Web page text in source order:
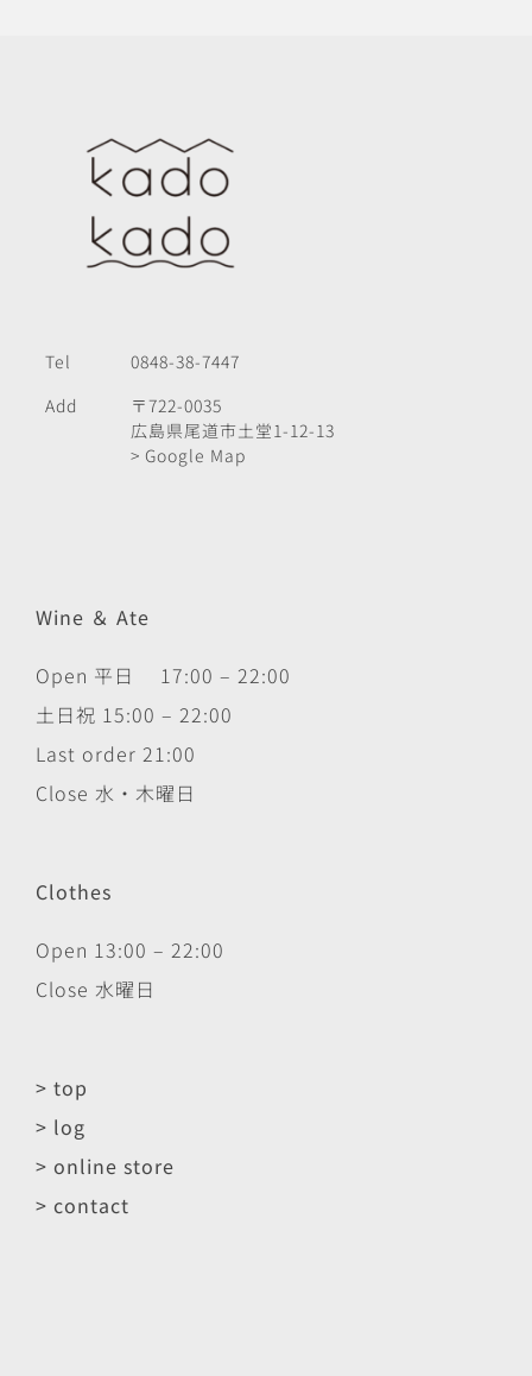
Tel
0848-38-7447
Add
〒722-0035
広島県尾道市土堂1-12-13
> Google Map
Wine ＆ Ate
Open 平日 17:00 – 22:00
土日祝 15:00 – 22:00
Last order 21:00
Close 水・木曜日
Clothes
Open 13:00 – 22:00
Close 水曜日
> top
> log
> online store
> contact